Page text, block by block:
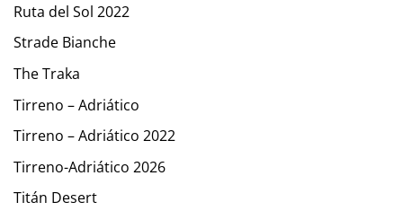
Ruta del Sol 2022
Strade Bianche
The Traka
Tirreno – Adriático
Tirreno – Adriático 2022
Tirreno-Adriático 2026
Titán Desert